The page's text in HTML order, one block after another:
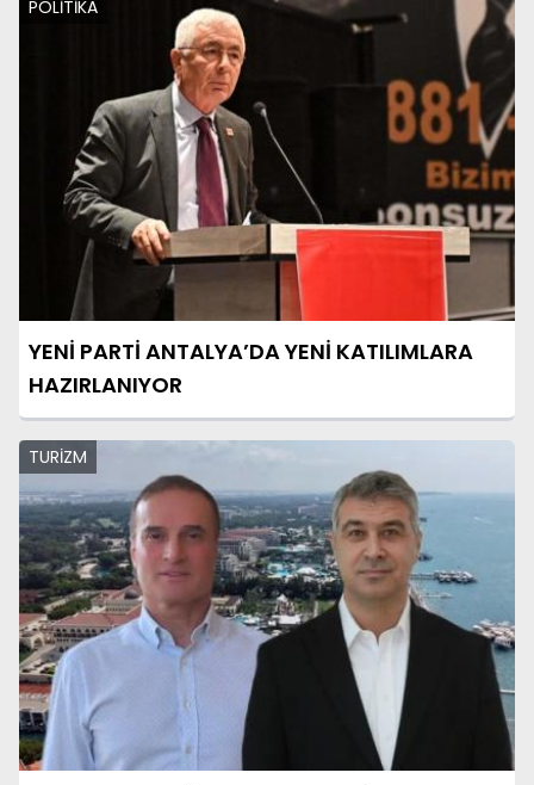
POLİTİKA
YENİ PARTİ ANTALYA’DA YENİ KATILIMLARA
HAZIRLANIYOR
TURİZM